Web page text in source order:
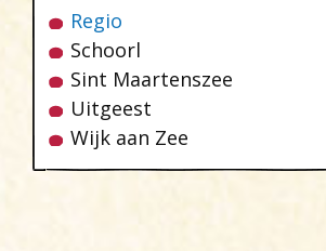
Regio
Schoorl
Sint Maartenszee
Uitgeest
Wijk aan Zee